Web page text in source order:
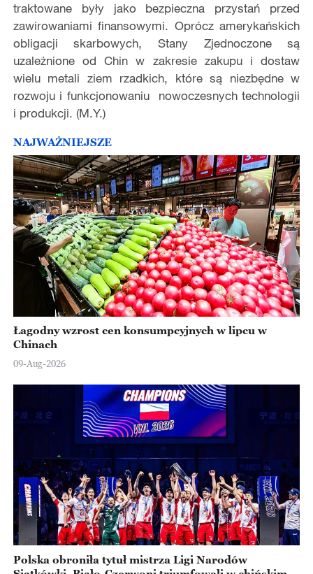
traktowane były jako bezpieczna przystań przed
zawirowaniami finansowymi. Oprócz amerykańskich
obligacji skarbowych, Stany Zjednoczone są
uzależnione od Chin w zakresie zakupu i dostaw
wielu metali ziem rzadkich, które są niezbędne w
rozwoju i funkcjonowaniu nowoczesnych technologii
i produkcji. (M.Y.)
NAJWAŻNIEJSZE
Łagodny wzrost cen konsumpcyjnych w lipcu w
Chinach
09-Aug-2026
Polska obroniła tytuł mistrza Ligi Narodów